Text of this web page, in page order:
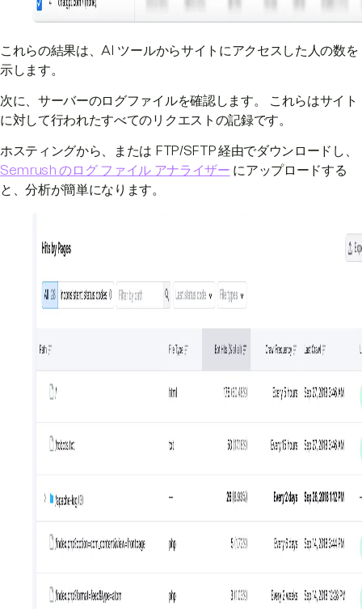
これらの結果は、AI ツールからサイトにアクセスした人の数を
示します。
次に、サーバーのログファイルを確認します。 これらはサイト
に対して行われたすべてのリクエストの記録です。
ホスティングから、または FTP/SFTP 経由でダウンロードし、
Semrush のログ ファイル アナライザー にアップロードする
と、分析が簡単になります。